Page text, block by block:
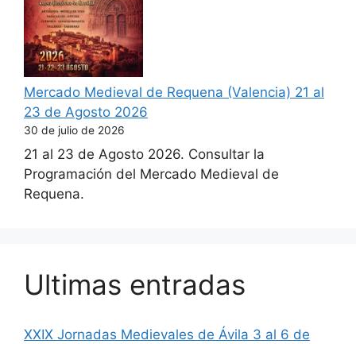
Mercado Medieval de Requena (Valencia) 21 al
23 de Agosto 2026
30 de julio de 2026
21 al 23 de Agosto 2026. Consultar la
Programación del Mercado Medieval de
Requena.
Ultimas entradas
XXIX Jornadas Medievales de Ávila 3 al 6 de